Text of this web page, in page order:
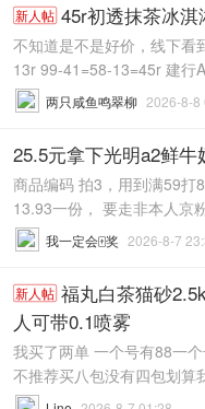
新人帖 45r初透抹茶冰淇
不知道是不是好价，线下看
13r 99-41=58-13=45r 建行
两只咸鱼鸣翠柳 2026-8-8
25.5元拿下光明a2鲜牛
商品编码 拍3，用到满59打
13.93一份， 要走非本人京
我一定会🀄奖 2026-8-7
新人帖 福丸白茶猫砂
人可带0.1喷雾
我买了两单 一个号有88一
不推荐买八包没有四包划算